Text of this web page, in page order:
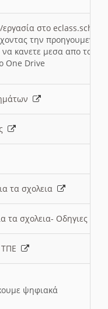
στο eclass.sch.gr
την
να κανετε μεσα απο το
One Drive
τα σχολεια
τα σχολεια- Οδηγιες
ψηφιακά